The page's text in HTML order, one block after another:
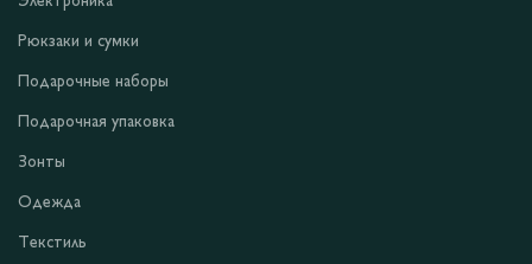
Рюкзаки и сумки
Подарочные наборы
Подарочная упаковка
Зонты
Одежда
Текстиль